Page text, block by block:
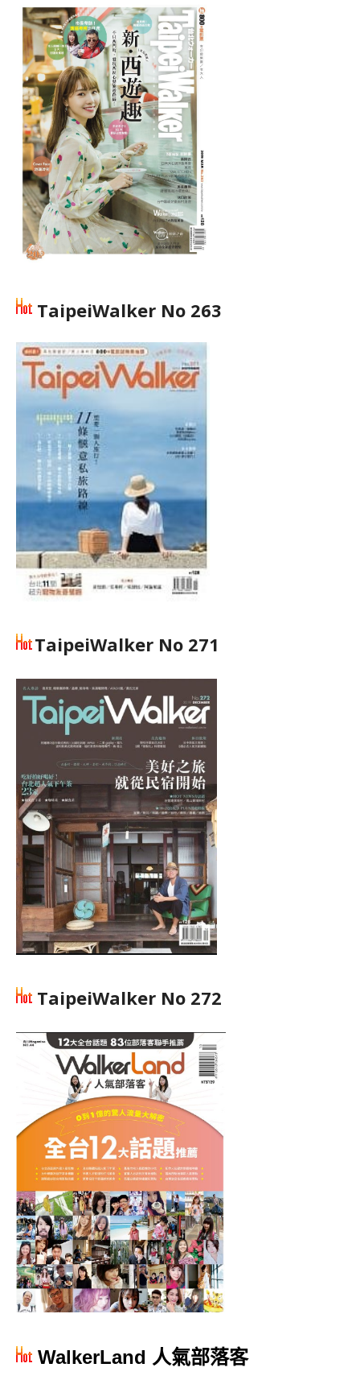
TaipeiWalker No 263
TaipeiWalker No 271
TaipeiWalker No 272
WalkerLand 人氣部落客